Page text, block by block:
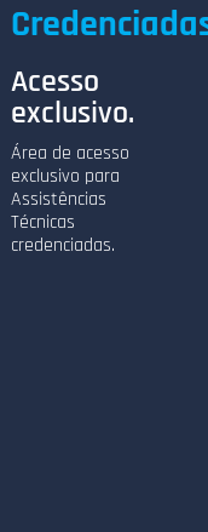
Acesso
exclusivo.
Área de acesso
exclusivo para
Assistências
Técnicas
credenciadas.